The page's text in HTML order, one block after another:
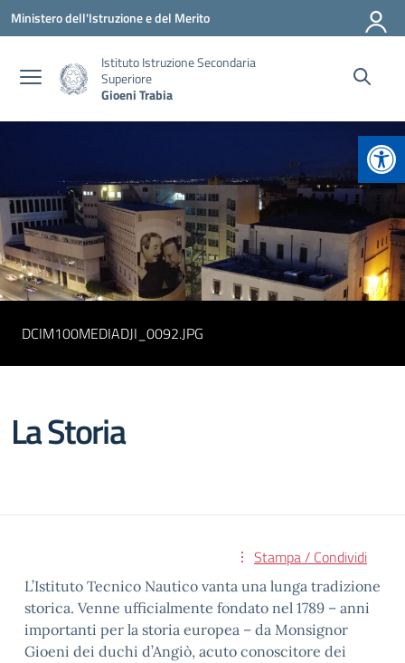
Vai ai contenuti
Vai al menu di navigazione
Vai al footer
Ministero dell'Istruzione e del Merito
Istituto Istruzione Secondaria
Superiore
Gioeni Trabia
DCIM100MEDIADJI_0092.JPG
La Storia
Stampa / Condividi
L’Istituto Tecnico Nautico vanta una lunga tradizione
storica. Venne ufficialmente fondato nel 1789 – anni
importanti per la storia europea – da Monsignor
Gioeni dei duchi d’Angiò, acuto conoscitore dei